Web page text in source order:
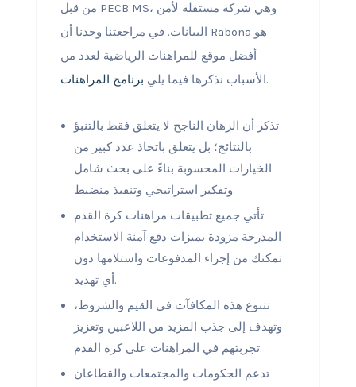
من قبل PECB MS، وهي شركة مستقلة لأمن
البيانات. في مراجعتنا وجدنا أن Rabona هو
أفضل موقع للمراهنات الرياضية لعدد من
الأسباب نذكرها فيما يلي برنامج المراهنات .
تذكر أن الرهان الناجح لا يتعلق فقط بالتنبؤ
بالنتائج؛ بل يتعلق باتخاذ عدد كبير من
الخيارات المحسوبة بناءً على بحث شامل
وتفكير استراتيجي وتنفيذ منضبط.
تأتي جميع تطبيقات مراهنات كرة القدم
المدرجة مزودة بميزات دفع آمنة الاستخدام
تمكنك من إجراء المدفوعات واستلامها دون
أي تهديد.
تتنوع هذه المكافآت في القيم والشروط،
وتهدف إلى جذب المزيد من اللاعبين وتعزيز
تجربتهم في المراهنات على كرة القدم.
تدعم الحكومات والمجتمعات والقطاعان